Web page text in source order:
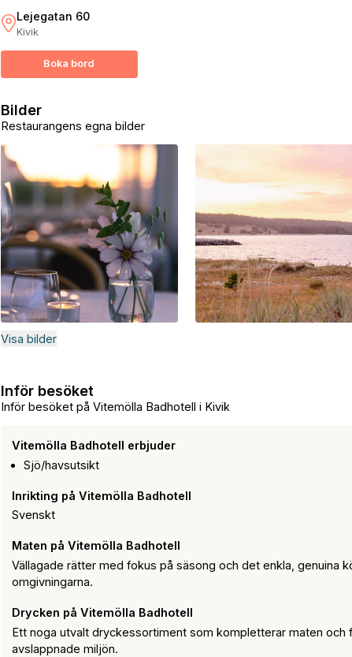
Lejegatan 60
Kivik
Boka bord
Restaurangens egna bilder
Bilder
Visa bilder
Inför besöket på Vitemölla Badhotell i Kivik
Inför besöket
Vitemölla Badhotell erbjuder
Sjö/havsutsikt
Inrikting på Vitemölla Badhotell
Svenskt
Maten på Vitemölla Badhotell
Vällagade rätter med fokus på säsong och det enkla, genuina
omgivningarna.
Drycken på Vitemölla Badhotell
Ett noga utvalt dryckessortiment som kompletterar maten och
avslappnade miljön.